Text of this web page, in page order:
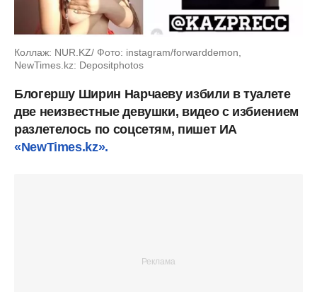
Коллаж: NUR.KZ/ Фото: instagram/forwarddemon,
NewTimes.kz: Depositphotos
Блогершу Ширин Нарчаеву избили в туалете
две неизвестные девушки, видео с избиением
разлетелось по соцсетям, пишет ИА
«NewTimes.kz».